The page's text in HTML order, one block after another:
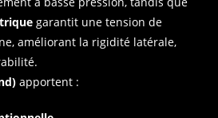
garantit une tension de
améliorant la rigidité latérale,
apportent :